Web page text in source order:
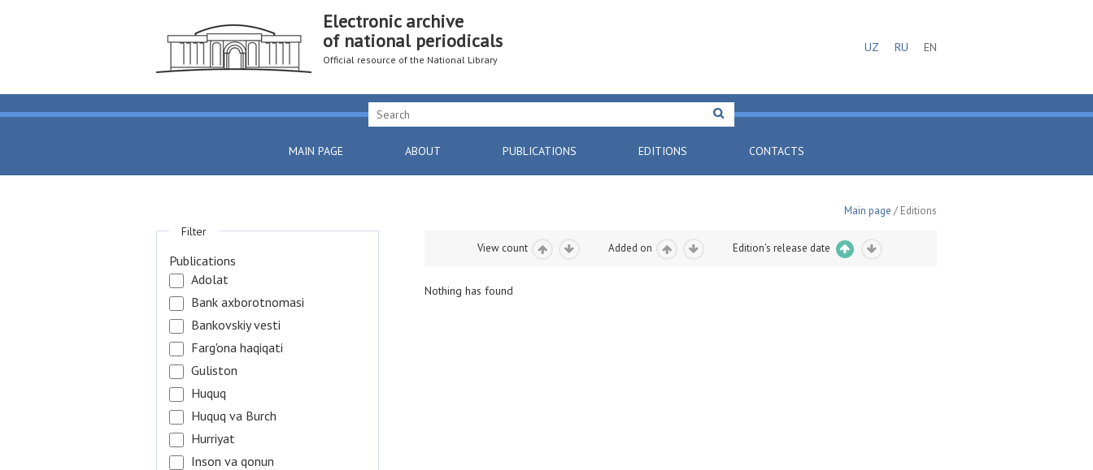
Electronic archive
of national periodicals
Official resource of the National Library
UZ RU EN
MAIN PAGE ABOUT PUBLICATIONS EDITIONS CONTACTS
Main page / Editions
View count Added on Edition's release date
Nothing has found
Filter
Publications
Adolat
Bank axborotnomasi
Bankovskiy vesti
Farg'ona haqiqati
Guliston
Huquq
Huquq va Burch
Hurriyat
Inson va qonun